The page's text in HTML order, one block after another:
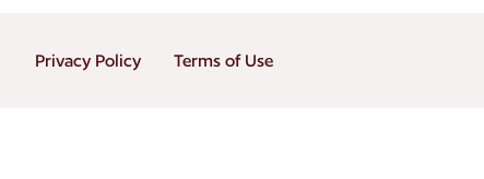
Privacy Policy Terms of Use